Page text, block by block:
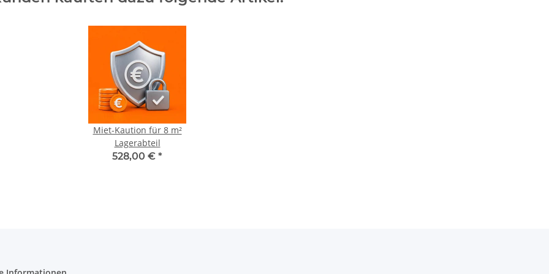
Miet-Kaution für 8 m²
Lagerabteil
528,00 € *